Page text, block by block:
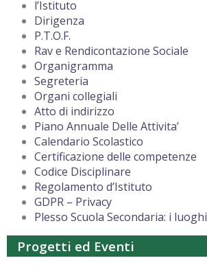
l’Istituto
Dirigenza
P.T.O.F.
Rav e Rendicontazione Sociale
Organigramma
Segreteria
Organi collegiali
Atto di indirizzo
Piano Annuale Delle Attivita’
Calendario Scolastico
Certificazione delle competenze
Codice Disciplinare
Regolamento d’Istituto
GDPR – Privacy
Plesso Scuola Secondaria: i luoghi
Progetti ed Eventi